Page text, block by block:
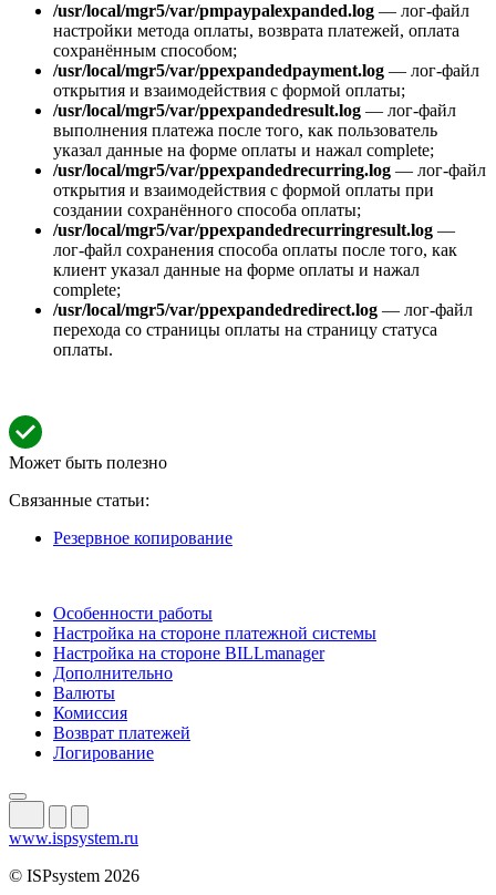
/usr/local/mgr5/var/pmpaypalexpanded.log — лог-файл
настройки метода оплаты, возврата платежей, оплата
сохранённым способом;
/usr/local/mgr5/var/ppexpandedpayment.log — лог-файл
открытия и взаимодействия с формой оплаты;
/usr/local/mgr5/var/ppexpandedresult.log — лог-файл
выполнения платежа после того, как пользователь
указал данные на форме оплаты и нажал complete;
/usr/local/mgr5/var/ppexpandedrecurring.log — лог-файл
открытия и взаимодействия с формой оплаты при
создании сохранённого способа оплаты;
/usr/local/mgr5/var/ppexpandedrecurringresult.log —
лог-файл сохранения способа оплаты после того, как
клиент указал данные на форме оплаты и нажал
complete;
/usr/local/mgr5/var/ppexpandedredirect.log — лог-файл
перехода со страницы оплаты на страницу статуса
оплаты.
Может быть полезно
Связанные статьи:
Резервное копирование
Особенности работы
Настройка на стороне платежной системы
Настройка на стороне BILLmanager
Дополнительно
Валюты
Комиссия
Возврат платежей
Логирование
www.ispsystem.ru
© ISPsystem 2026